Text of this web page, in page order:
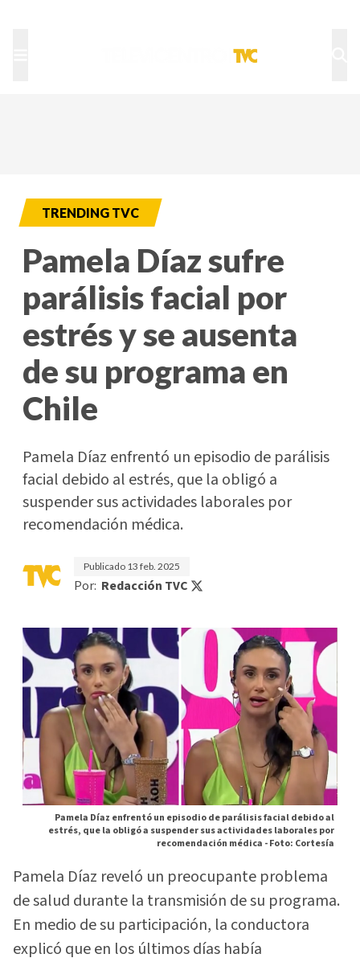
TRENDING TVC
Pamela Díaz sufre
parálisis facial por
estrés y se ausenta
de su programa en
Chile
Pamela Díaz enfrentó un episodio de parálisis
facial debido al estrés, que la obligó a
suspender sus actividades laborales por
recomendación médica.
Publicado 13 feb. 2025
Por: Redacción TVC
Pamela Díaz enfrentó un episodio de parálisis facial debido al
estrés, que la obligó a suspender sus actividades laborales por
recomendación médica -Foto: Cortesía
Pamela Díaz reveló un preocupante problema
de salud durante la transmisión de su programa.
En medio de su participación, la conductora
explicó que en los últimos días había